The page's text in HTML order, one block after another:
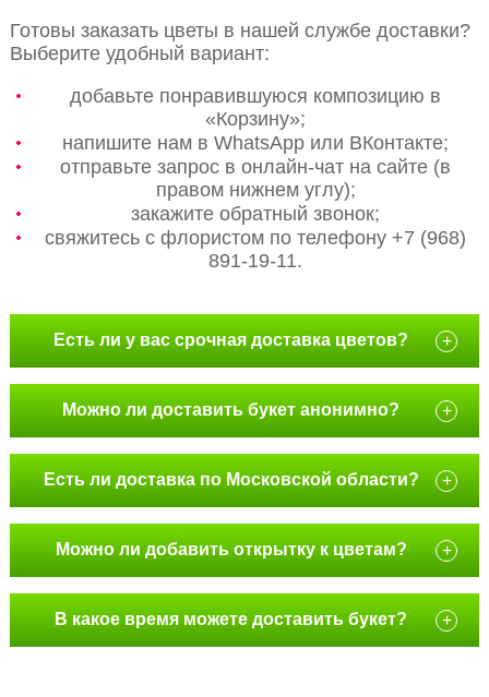
Готовы заказать цветы в нашей службе доставки?
Выберите удобный вариант:
добавьте понравившуюся композицию в
«Корзину»;
напишите нам в WhatsApp или ВКонтакте;
отправьте запрос в онлайн-чат на сайте (в
правом нижнем углу);
закажите обратный звонок;
свяжитесь с флористом по телефону +7 (968)
891-19-11.
Есть ли у вас срочная доставка цветов? +
Можно ли доставить букет анонимно? +
Есть ли доставка по Московской области? +
Можно ли добавить открытку к цветам? +
В какое время можете доставить букет? +